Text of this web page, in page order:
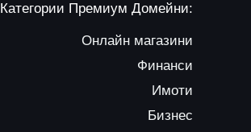
Категории Премиум Домейни:
Онлайн магазини
Финанси
Имоти
Бизнес